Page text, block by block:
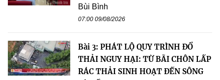
Bùi Bình
07:00 09/08/2026
Bài 3: PHÁT LỘ QUY TRÌNH ĐỔ
THẢI NGUY HẠI: TỪ BÃI CHÔN LẤP
RÁC THẢI SINH HOẠT ĐẾN SÔNG